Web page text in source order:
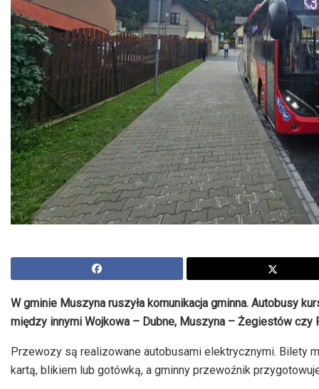
W gminie Muszyna ruszyła komunikacja gminna. Autobusy
między innymi Wojkowa – Dubne, Muszyna – Żegiestów czy
Przewozy są realizowane autobusami elektrycznymi. Bilety
kartą, blikiem lub gotówką, a gminny przewoźnik